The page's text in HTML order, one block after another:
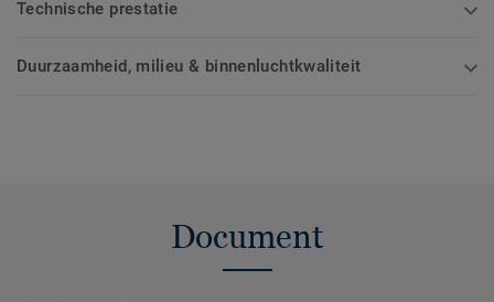
Technische prestatie
Duurzaamheid, milieu & binnenluchtkwaliteit
Document